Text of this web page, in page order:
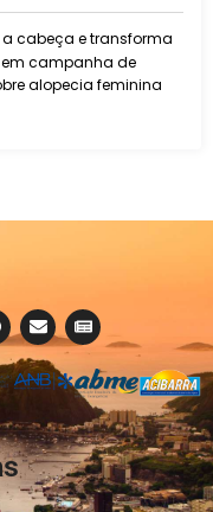
cabeça e transforma
campanha de
alopecia feminina